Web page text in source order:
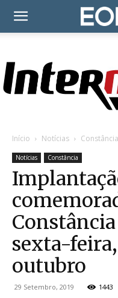
Início Notícias Constância
Notícias Constância
sexta-
outubro
29 Setembro, 2019 1443